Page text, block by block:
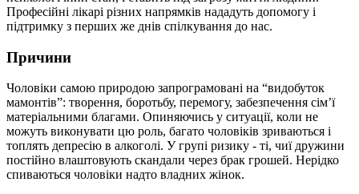
Професійні лікарі різних напрямків нададуть допомогу і
підтримку з перших же днів спілкування до нас.
Причини
Чоловіки самою природою запрограмовані на “видобуток
мамонтів”: творення, боротьбу, перемогу, забезпечення сім’ї
матеріальними благами. Опиняючись у ситуації, коли не
можуть виконувати цю роль, багато чоловіків зриваються і
топлять депресію в алкоголі. У групі ризику - ті, чиї дружини
постійно влаштовують скандали через брак грошей. Нерідко
спиваються чоловіки надто владних жінок.